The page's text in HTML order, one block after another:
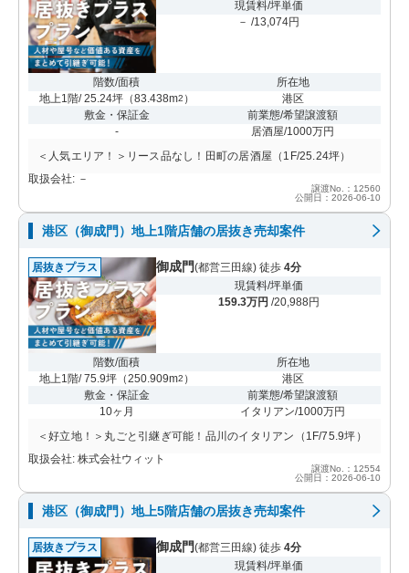
現賃料/坪単価
－ /13,074円
階数/面積
地上1階/ 25.24坪（83.438m2 ）
所在地
港区
敷金・保証金
-
前業態/希望譲渡額
居酒屋/1000万円
＜人気エリア！＞リース品なし！田町の居酒屋（1F/25.24坪）
取扱会社: －
譲渡No.：12560
公開日：2026-06-10
港区（御成門）地上1階店舗の居抜き売却案件
居抜きプラス 御成門(都営三田線) 徒歩 4分
現賃料/坪単価
159.3万円 /20,988円
階数/面積
地上1階/ 75.9坪（250.909m2 ）
所在地
港区
敷金・保証金
10ヶ月
前業態/希望譲渡額
イタリアン/1000万円
＜好立地！＞丸ごと引継ぎ可能！品川のイタリアン（1F/75.9坪）
取扱会社: 株式会社ウィット
譲渡No.：12554
公開日：2026-06-10
港区（御成門）地上5階店舗の居抜き売却案件
居抜きプラス 御成門(都営三田線) 徒歩 4分
現賃料/坪単価